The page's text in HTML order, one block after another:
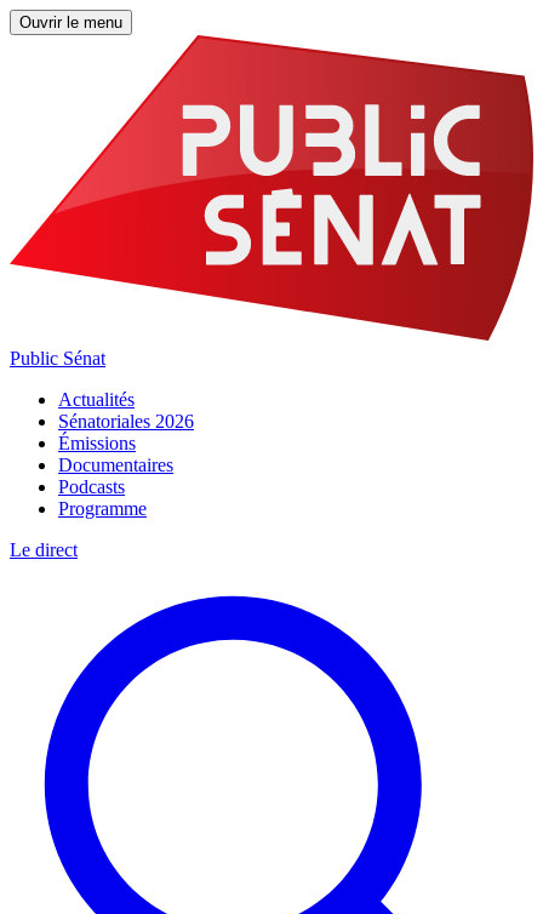
Ouvrir le menu
Public Sénat
Actualités
Sénatoriales 2026
Émissions
Documentaires
Podcasts
Programme
Le direct